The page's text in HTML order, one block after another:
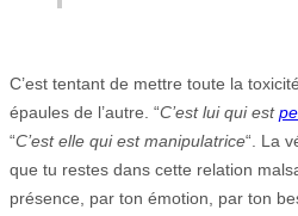
C’est tentant de mettre toute la
épaules de l’autre. “C’est lui qui est
“C’est elle qui est manipulatrice“. La
que tu restes dans cette relation
présence, par ton émotion, par ton